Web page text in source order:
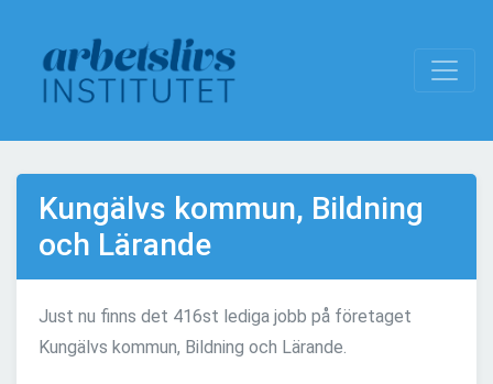
Kungälvs kommun, Bildning
och Lärande
Just nu finns det 416st lediga jobb på företaget
Kungälvs kommun, Bildning och Lärande.